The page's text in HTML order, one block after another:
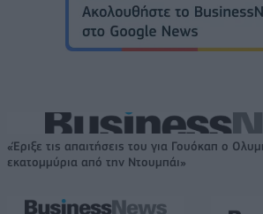
«Έριξε τις απαιτήσεις του για Γουόκαπ ο
εκατομμύρια από την Ντουμπάι»